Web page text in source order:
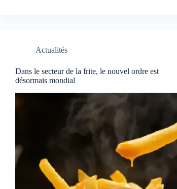
Actualités
Dans le secteur de la frite, le nouvel ordre est
désormais mondial